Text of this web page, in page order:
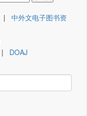
| 中外文电子图书资
| DOAJ